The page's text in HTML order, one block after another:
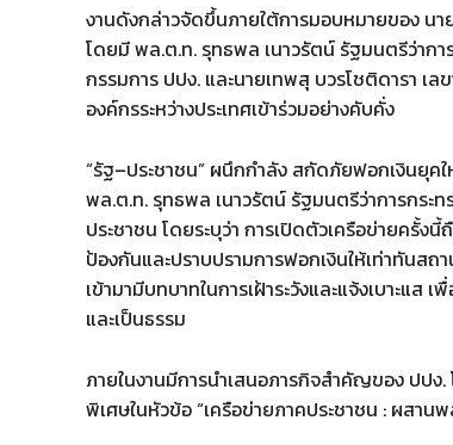
งานดังกล่าวจัดขึ้นภายใต้การมอบหมายของ น
โดยมี พล.ต.ท. รุทธพล เนาวรัตน์ รัฐมนตรีว่าก
กรรมการ ปปง. และนายเทพสุ บวรโชติดารา เ
องค์กรระหว่างประเทศเข้าร่วมอย่างคับคั่ง
“รัฐ–ประชาชน” ผนึกกำลัง สกัดภัยฟอกเงินยุค
พล.ต.ท. รุทธพล เนาวรัตน์ รัฐมนตรีว่าการกร
ประชาชน โดยระบุว่า การเปิดตัวเครือข่ายครั้
ป้องกันและปราบปรามการฟอกเงินให้เท่าทัน
เข้ามามีบทบาทในการเฝ้าระวังและแจ้งเบาะแส
และเป็นธรรม
ภายในงานมีการนำเสนอภารกิจสำคัญของ ปป
พิเศษในหัวข้อ “เครือข่ายภาคประชาชน : ผสา